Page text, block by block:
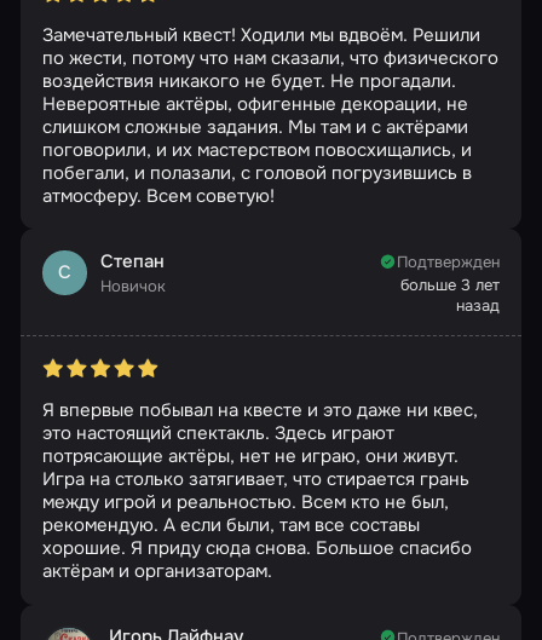
Замечательный квест! Ходили мы вдвоём. Решили
по жести, потому что нам сказали, что физического
воздействия никакого не будет. Не прогадали.
Невероятные актёры, офигенные декорации, не
слишком сложные задания. Мы там и с актёрами
поговорили, и их мастерством повосхищались, и
побегали, и полазали, с головой погрузившись в
атмосферу. Всем советую!
С Степан
Новичок
Подтвержден
больше 3 лет
назад
Я впервые побывал на квесте и это даже ни квес,
это настоящий спектакль. Здесь играют
потрясающие актёры, нет не играю, они живут.
Игра на столько затягивает, что стирается грань
между игрой и реальностью. Всем кто не был,
рекомендую. А если были, там все составы
хорошие. Я приду сюда снова. Большое спасибо
актёрам и организаторам.